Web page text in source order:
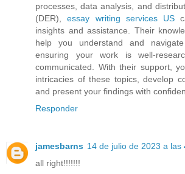
processes, data analysis, and
(DER),essay writing services US
insights and assistance. Their
help you understand and navigate
ensuring your work is well-
communicated. With their support,
intricacies of these topics, develop
and present your findings with
Responder
jamesbarns 14 de julio de 2023 a las
all right!!!!!!!